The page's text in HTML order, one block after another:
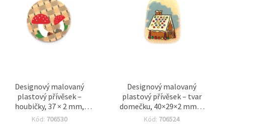
Designový malovaný
plastový přívěsek –
houbičky, 37 × 2 mm,
otvor 1 mm
Kód: 706530
Designový malovaný
plastový přívěsek – tvar
domečku, 40×29×2 mm, s
otvorem 1 mm, na výrobu
Kód: 706524